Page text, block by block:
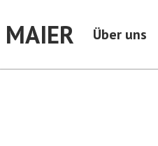
Über uns